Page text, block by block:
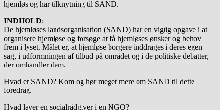
hjemløs og har tilknytning til SAND.
INDHOLD:
De hjemløses landsorganisation (SAND) har en vigtig opgave i at
organisere hjemløse og forsøge at få hjemløses ønsker og behov
frem i lyset. Målet er, at hjemløse borgere inddrages i deres egen
sag, i udformningen af tilbud på området og i de politiske debatter,
der omhandler dem.
Hvad er SAND? Kom og hør meget mere om SAND til dette
foredrag.
Hvad laver en socialrådgiver i en NGO?